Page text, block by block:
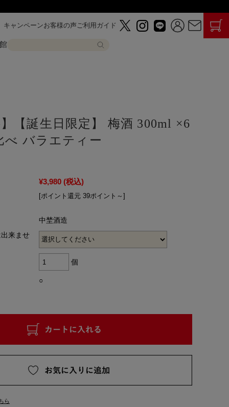
キャンペーンお客様の声ご利用ガイド
【誕生日限定】 梅酒 300ml ×6
べ バラエティー
¥3,980 (税込)
[ポイント還元 39ポイント～]
中埜酒造
来ませ
個
○
ら